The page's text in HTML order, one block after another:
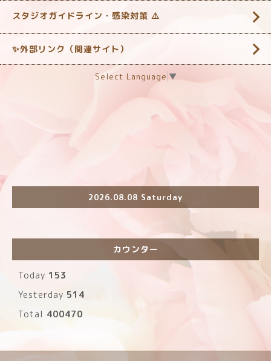
スタジオガイドライン・感染対策 ‎⚠️
✨外部リンク（関連サイト）
Select Language ▼
2026.08.08 Saturday
カウンター
Today 153
Yesterday 514
Total 400470